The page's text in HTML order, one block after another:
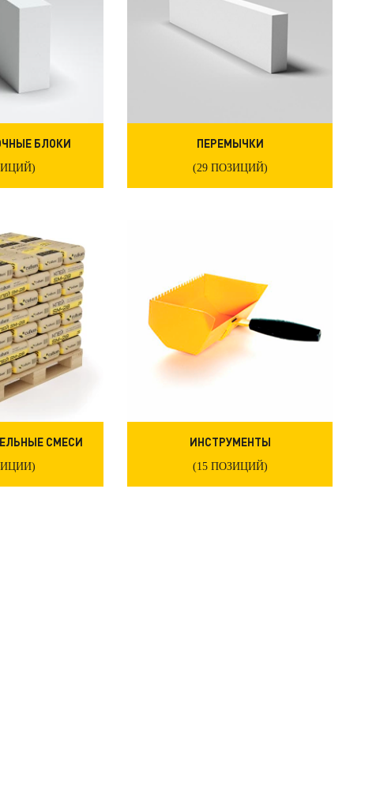
БЛОКИ ПЕРЕМЫЧКИ
(29 ПОЗИЦИЙ)
СМЕСИ ИНСТРУМЕНТЫ
(15 ПОЗИЦИЙ)